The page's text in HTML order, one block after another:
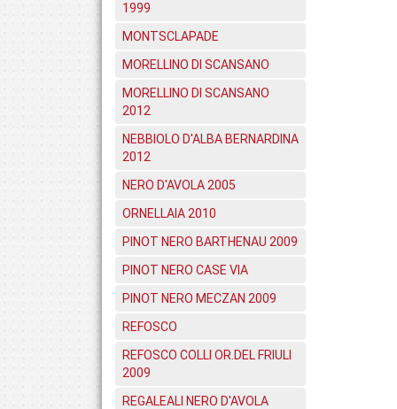
1999
MONTSCLAPADE
MORELLINO DI SCANSANO
MORELLINO DI SCANSANO
2012
NEBBIOLO D'ALBA BERNARDINA
2012
NERO D'AVOLA 2005
ORNELLAIA 2010
PINOT NERO BARTHENAU 2009
PINOT NERO CASE VIA
PINOT NERO MECZAN 2009
REFOSCO
REFOSCO COLLI OR.DEL FRIULI
2009
REGALEALI NERO D'AVOLA